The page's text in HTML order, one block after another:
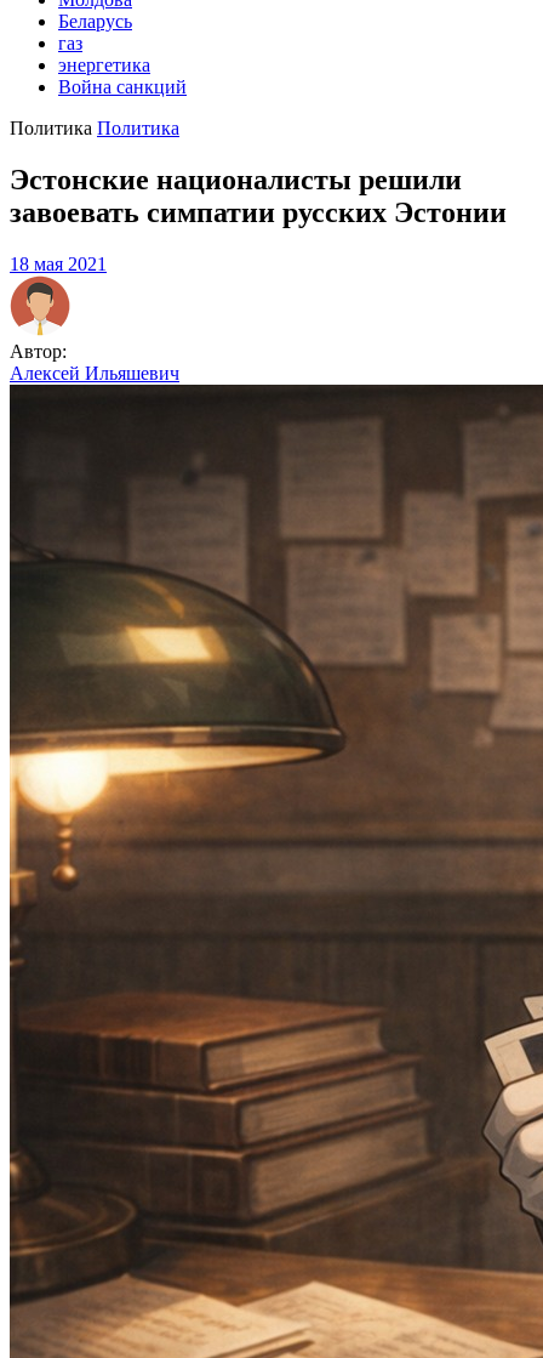
Беларусь
газ
энергетика
Война санкций
Политика Политика
Эстонские националисты решили
завоевать симпатии русских Эстонии
18 мая 2021
Автор:
Алексей Ильяшевич